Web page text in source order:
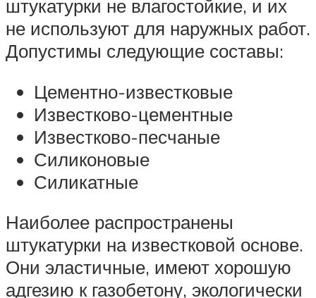
штукатурки не влагостойкие, и их
не используют для наружных работ.
Допустимы следующие составы:
Цементно-известковые
Известково-цементные
Известково-песчаные
Силиконовые
Силикатные
Наиболее распространены
штукатурки на известковой основе.
Они эластичные, имеют хорошую
адгезию к газобетону, экологически